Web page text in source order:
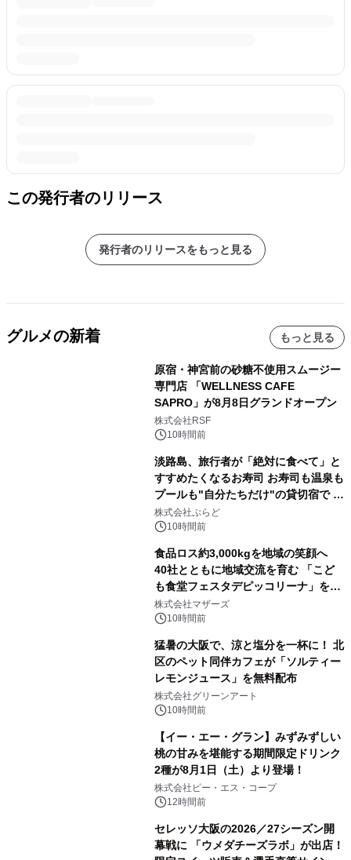
この発行者のリリース
発行者のリリースをもっと見る
グルメの新着 もっと見る
原宿・神宮前の砂糖不使用スムージー
専門店 「WELLNESS CAFE
SAPRO」が8月8日グランドオープン
株式会社RSF
10時間前
淡路島、旅行者が「絶対に食べて」と
すすめたくなるお寿司 お寿司も温泉も
プールも"自分たちだけ"の貸切宿で 1
日1組限定「岩屋温泉 絵島別庭 海と
森」の握り寿司プラン
株式会社ぷらど
10時間前
食品ロス約3,000kgを地域の笑顔へ
40社とともに地域交流を育む 「こど
も食堂フェスタデピッコリーナ」を9
月5日(土)開催
株式会社マザーズ
10時間前
猛暑の大阪で、涼と塩分を一杯に！ 北
区のペット同伴カフェが「ソルティー
レモンジュース」を無料配布
株式会社グリーンアート
10時間前
【イー・エー・グラン】みずみずしい
桃の甘みを堪能する期間限定ドリンク
2種が8月1日（土）より登場！
株式会社ピー・エス・コープ
12時間前
セレッソ大阪の2026／27シーズン開
幕戦に 「ウメダチーズラボ」が出店！